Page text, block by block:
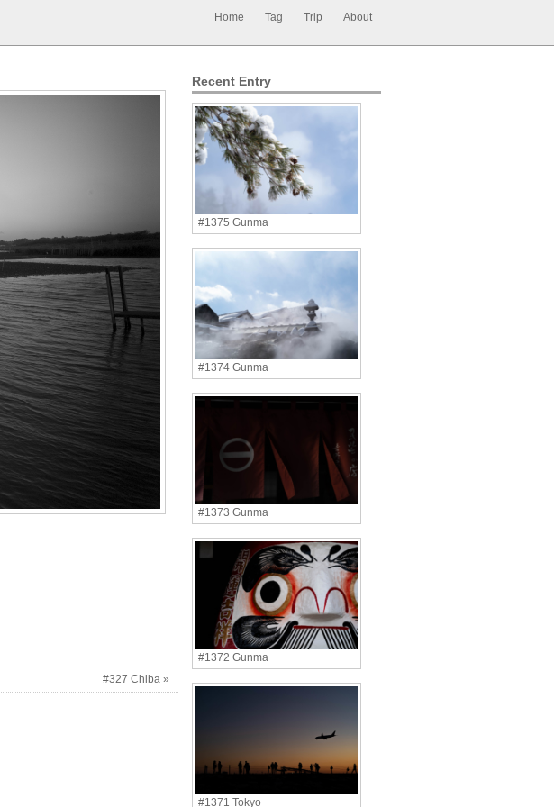
Home Tag Trip About
#327 Chiba »
Recent Entry
#1375 Gunma
#1374 Gunma
#1373 Gunma
#1372 Gunma
#1371 Tokyo